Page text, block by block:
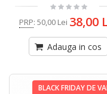
PRP: 50,00 Lei 38,00
Adauga in cos
BLACK FRIDAY DE